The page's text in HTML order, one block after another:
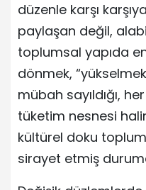
düzenle karşı
paylaşan değil,
toplumsal yapıda
dönmek,
mübah sayıldığı,
tüketim nesnesi
kültürel doku
sirayet etmiş